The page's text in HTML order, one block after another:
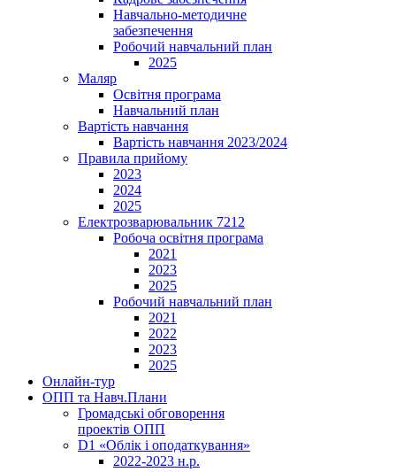
Навчально-методичне
забезпечення
Робочий навчальний план
2025
Маляр
Освітня програма
Навчальний план
Вартість навчання
Вартість навчання 2023/2024
Правила прийому
2023
2024
2025
Електрозварювальник 7212
Робоча освітня програма
2021
2023
2025
Робочий навчальний план
2021
2022
2023
2025
Онлайн-тур
ОПП та Навч.Плани
Громадські обговорення
проектів ОПП
D1 «Облік і оподаткування»
2022-2023 н.р.